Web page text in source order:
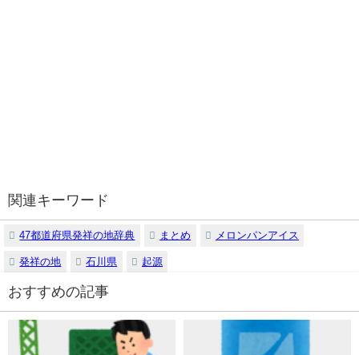
関連キーワード
47都道府県発祥の地辞典 まとめ メロンパンアイス
発祥の地 石川県 起源
おすすめの記事